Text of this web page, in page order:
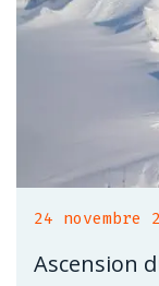
24 novembre
Ascension